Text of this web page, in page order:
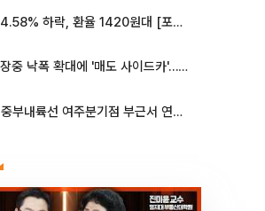
코스피 4.58% 하락, 환율 1420원대 [포토]
코스피 장중 낙폭 확대에 '매도 사이드카'…외인 2.8조'팔자'· 개인 3.1조 '사자'
중부내륙선 여주분기점 부근서 연이은 추돌사고 발생